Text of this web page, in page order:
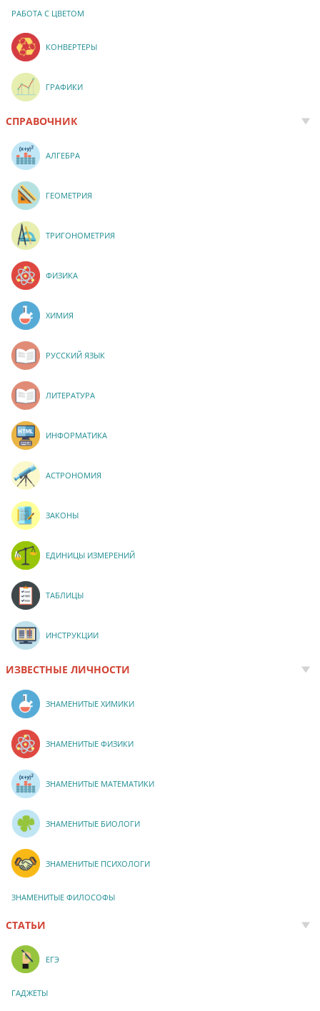
РАБОТА С ЦВЕТОМ
КОНВЕРТЕРЫ
ГРАФИКИ
СПРАВОЧНИК
АЛГЕБРА
ГЕОМЕТРИЯ
ТРИГОНОМЕТРИЯ
ФИЗИКА
ХИМИЯ
РУССКИЙ ЯЗЫК
ЛИТЕРАТУРА
ИНФОРМАТИКА
АСТРОНОМИЯ
ЗАКОНЫ
ЕДИНИЦЫ ИЗМЕРЕНИЙ
ТАБЛИЦЫ
ИНСТРУКЦИИ
ИЗВЕСТНЫЕ ЛИЧНОСТИ
ЗНАМЕНИТЫЕ ХИМИКИ
ЗНАМЕНИТЫЕ ФИЗИКИ
ЗНАМЕНИТЫЕ МАТЕМАТИКИ
ЗНАМЕНИТЫЕ БИОЛОГИ
ЗНАМЕНИТЫЕ ПСИХОЛОГИ
ЗНАМЕНИТЫЕ ФИЛОСОФЫ
СТАТЬИ
ЕГЭ
ГАДЖЕТЫ